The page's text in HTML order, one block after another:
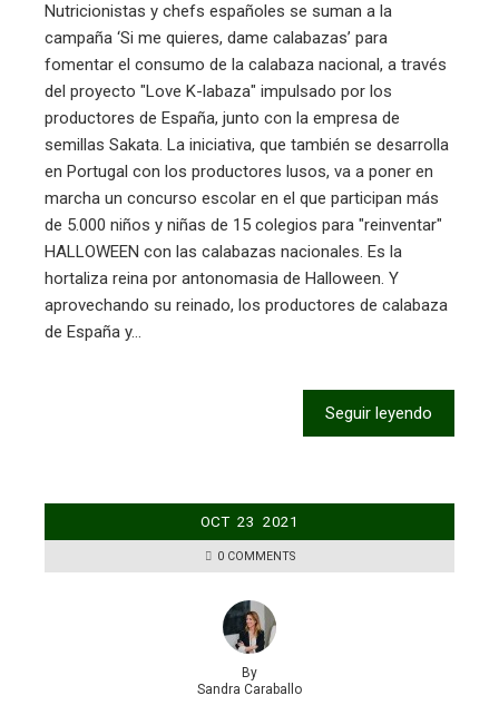
Nutricionistas y chefs españoles se suman a la
campaña ‘Si me quieres, dame calabazas’ para
fomentar el consumo de la calabaza nacional, a través
del proyecto "Love K-labaza" impulsado por los
productores de España, junto con la empresa de
semillas Sakata. La iniciativa, que también se desarrolla
en Portugal con los productores lusos, va a poner en
marcha un concurso escolar en el que participan más
de 5.000 niños y niñas de 15 colegios para "reinventar"
HALLOWEEN con las calabazas nacionales. Es la
hortaliza reina por antonomasia de Halloween. Y
aprovechando su reinado, los productores de calabaza
de España y…
Seguir leyendo
OCT 23 2021
0 COMMENTS
By
Sandra Caraballo